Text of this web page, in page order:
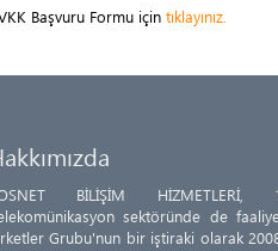
Başvuru Formu için tıklayınız.
BİLİŞİM HİZMETLERİ,
sektöründe de
Grubu'nun bir iştiraki olarak